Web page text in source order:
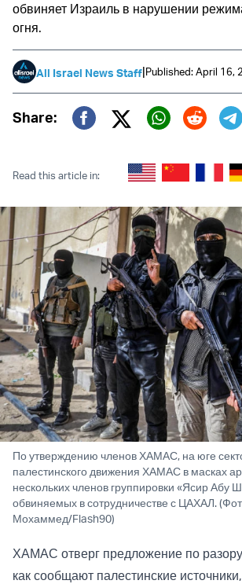
обвиняет Израиль в нарушении
огня.
All Israel News Staff|Published: April 16,
Share:
Twitter (X)
Read this article in:
По утверждению членов ХАМАС, на юге
палестинского движения ХАМАС в масках
нескольких членов группировки «Ясир Абу
обвиняемых в сотрудничестве с ЦАХАЛ.
Мохаммед/Flash90)
ХАМАС отверг предложение по
как сообщают палестинские